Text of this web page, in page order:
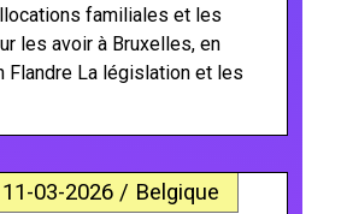
familiales et les
les avoir à Bruxelles, en
Flandre La législation et les
03-2026 / Belgique